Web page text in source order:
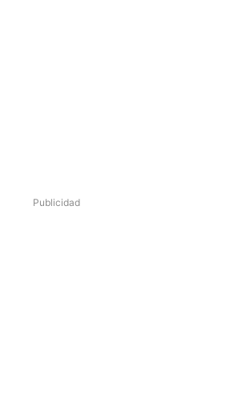
Publicidad